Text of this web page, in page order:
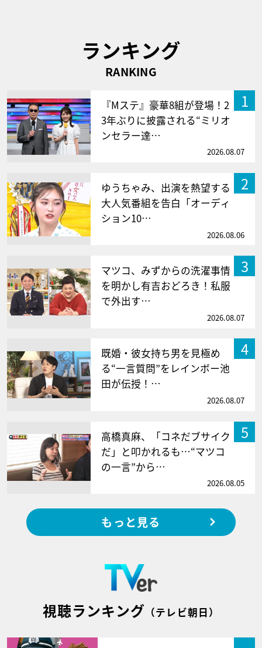
ランキング
RANKING
1
『Mステ』豪華8組が登場！2
3年ぶりに披露される“ミリオ
ンセラー達…
2026.08.07
2
ゆうちゃみ、出演を熱望する
大人気番組を告白「オーディ
ション10…
2026.08.06
3
マツコ、みずからの洗濯事情
を明かし有吉おどろき！私服
で外出す…
2026.08.07
4
既婚・彼女持ち男を見極め
る“一言質問”をレインボー池
田が伝授！…
2026.08.07
5
高橋真麻、「コネだブサイク
だ」と叩かれるも…“マツコ
の一言”から…
2026.08.05
もっと見る
視聴ランキング （テレビ朝日）